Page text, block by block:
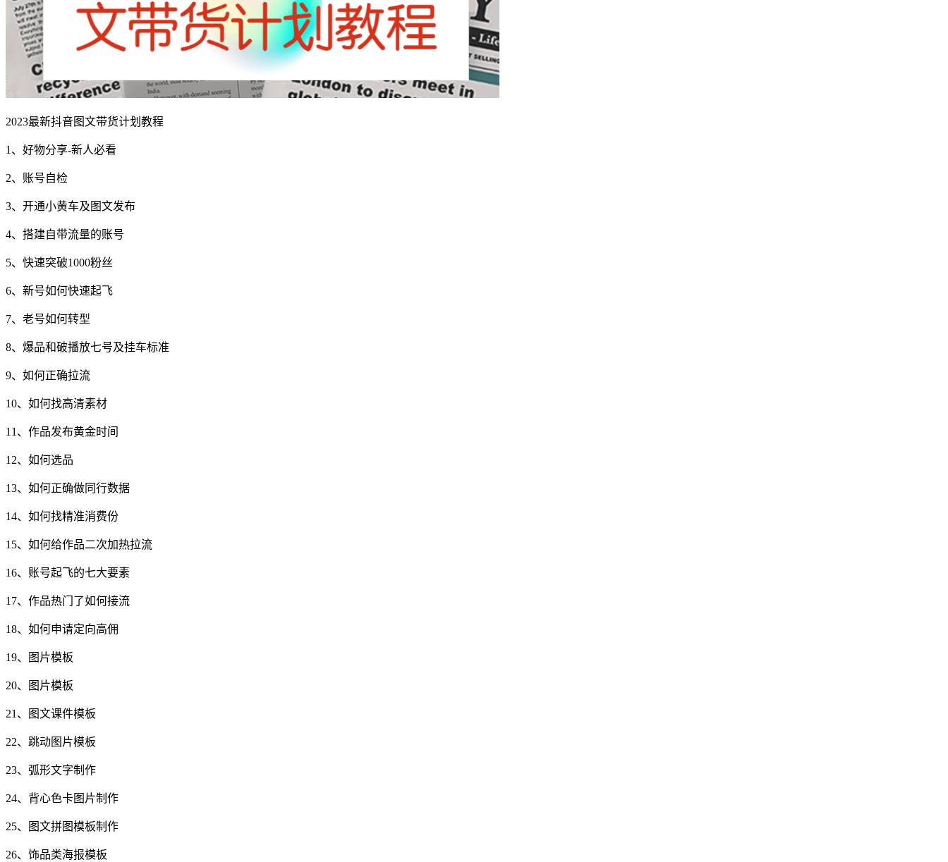
2023最新抖音图文带货计划教程
1、好物分享-新人必看
2、账号自检
3、开通小黄车及图文发布
4、搭建自带流量的账号
5、快速突破1000粉丝
6、新号如何快速起飞
7、老号如何转型
8、爆品和破播放七号及挂车标准
9、如何正确拉流
10、如何找高清素材
11、作品发布黄金时间
12、如何选品
13、如何正确做同行数据
14、如何找精准消费份
15、如何给作品二次加热拉流
16、账号起飞的七大要素
17、作品热门了如何接流
18、如何申请定向高佣
19、图片模板
20、图片模板
21、图文课件模板
22、跳动图片模板
23、弧形文字制作
24、背心色卡图片制作
25、图文拼图模板制作
26、饰品类海报模板